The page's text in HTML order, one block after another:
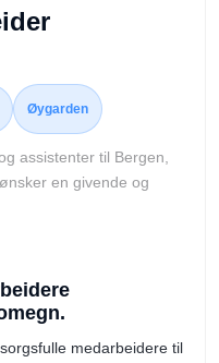
Øygarden
assistenter til Bergen,
en givende og
medarbeidere til